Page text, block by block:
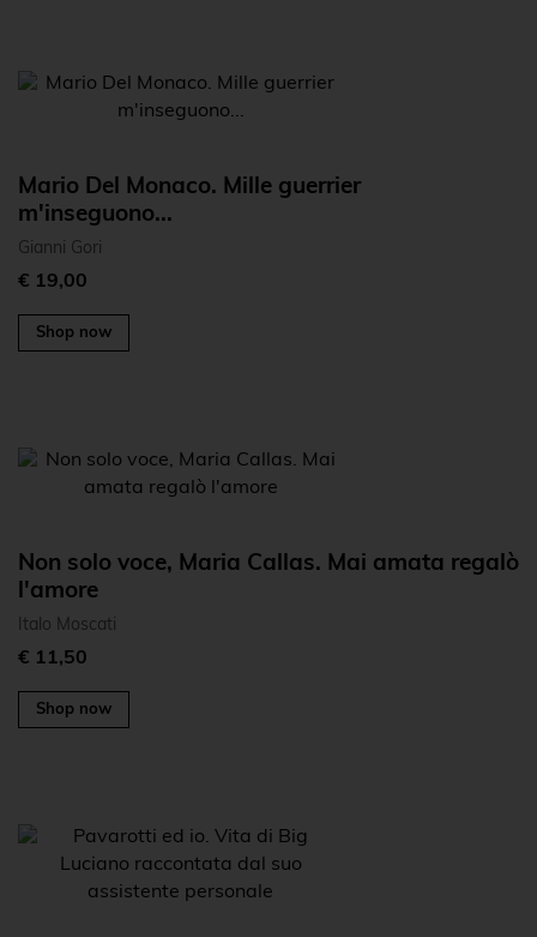
Mario Del Monaco. Mille guerrier
m'inseguono...
Gianni Gori
€ 19,00
Shop now
Non solo voce, Maria Callas. Mai amata regalò
l'amore
Italo Moscati
€ 11,50
Shop now